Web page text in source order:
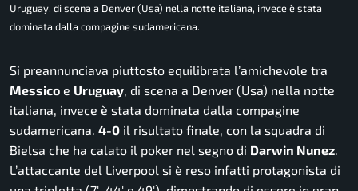
Uruguay, di scena a Denver (Usa) nella notte italiana, invece è stata
dominata dalla compagine sudamericana.
Si preannunciava piuttosto equilibrata l’amichevole tra
Messico e Uruguay , di scena a Denver (Usa) nella notte
italiana, invece è stata dominata dalla compagine
sudamericana. 4-0 il risultato finale, con la squadra di
Bielsa che ha calato il poker nel segno di Darwin Nunez
L’attaccante del Liverpool si è reso infatti protagonista di